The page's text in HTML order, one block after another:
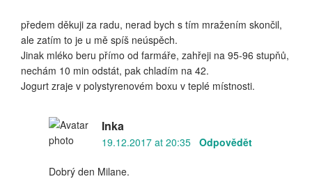
předem děkuji za radu, nerad bych s tím mražením skončil,
ale zatím to je u mě spíš neúspěch.
Jinak mléko beru přímo od farmáře, zahřeji na 95-96 stupňů,
nechám 10 min odstát, pak chladím na 42.
Jogurt zraje v polystyrenovém boxu v teplé místnosti.
Inka
19.12.2017 at 20:35 Odpovědět
Dobrý den Milane.